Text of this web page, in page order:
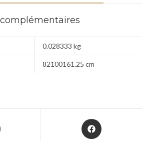
0.028333 kg
82100161.25 cm